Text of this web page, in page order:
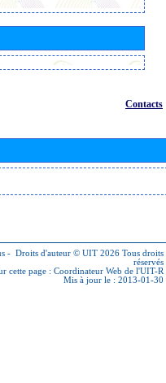
Contacts
- Droits d'auteur © UIT 2026 Tous droits
réservés
cette page : Coordinateur Web de l'UIT-R
Mis à jour le : 2013-01-30